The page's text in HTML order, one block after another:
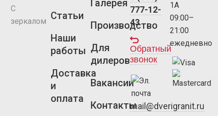
С
зеркалом Статьи
Наши
работы
Доставка
и
оплата
Галерея
Производство
Для
дилеров
Вакансии
Контакты
777-12-
43
Обратный
звонок
mail@dverigranit.ru
1А
09:00–
21:00
ежедневно